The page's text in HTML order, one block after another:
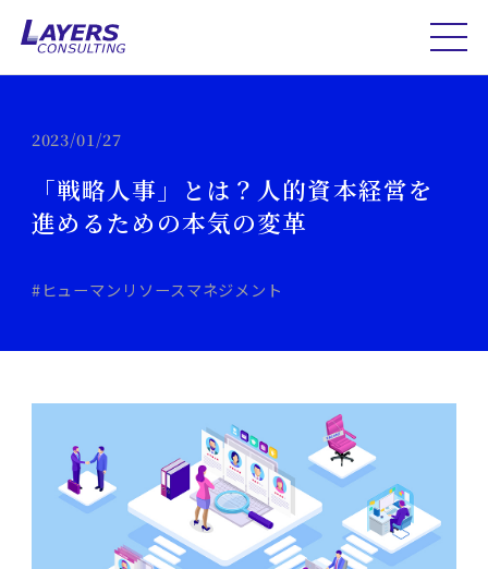
2023/01/27
「戦略人事」とは？人的資本経営を
進めるための本気の変革
#ヒューマンリソースマネジメント